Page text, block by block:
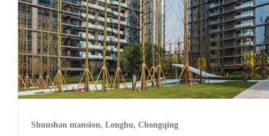
Shunshan mansion, Longhu, Chongqing